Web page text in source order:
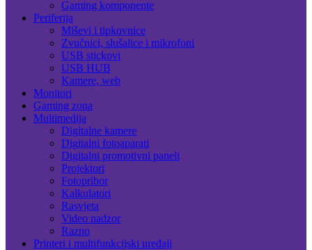
Gaming komponente
Periferija
Miševi i tipkovnice
Zvučnici, slušalice i mikrofoni
USB stickovi
USB HUB
Kamere, web
Monitori
Gaming zona
Multimedija
Digitalne kamere
Digitalni fotoaparati
Digitalni promotivni paneli
Projektori
Fotopribor
Kalkulatori
Rasvjeta
Video nadzor
Razno
Printeri i multifunkcijski uređaji